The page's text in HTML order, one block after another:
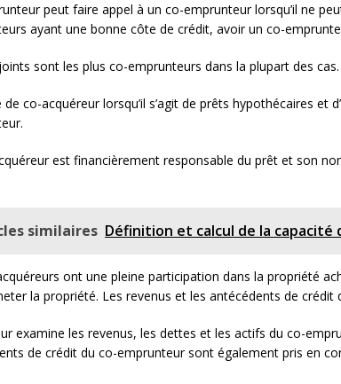
peut faire appel à un co-emprunteur lorsqu’il ne
ayant une bonne côte de crédit, avoir un co-
sont les plus co-emprunteurs dans la plupart des cas.
de co-acquéreur lorsqu’il s’agit de prêts hypothécaires et
est financièrement responsable du prêt et son
similaires Définition et calcul de la capacité
ont une pleine participation dans la propriété
la propriété. Les revenus et les antécédents de
examine les revenus, les dettes et les actifs du co-
de crédit du co-emprunteur sont également pris en